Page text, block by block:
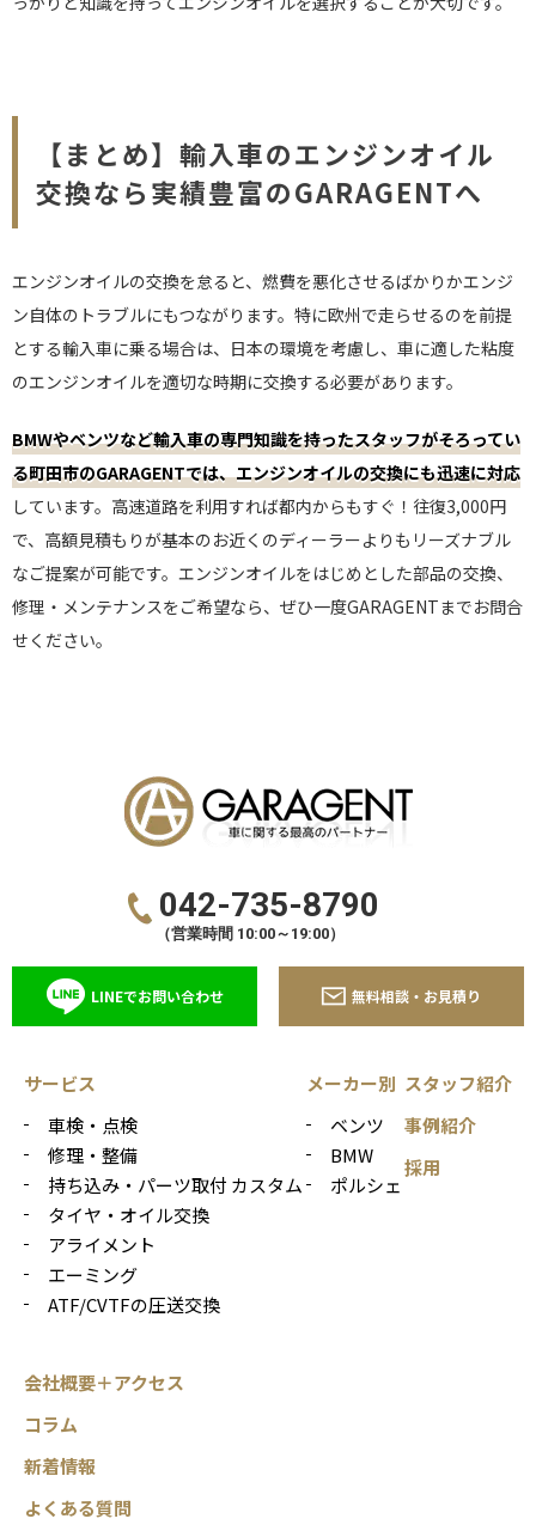
【まとめ】輸入車のエンジンオイル
交換なら実績豊富のGARAGENTへ
エンジンオイルの交換を怠ると、燃費を悪化させるばかりかエンジ
ン自体のトラブルにもつながります。特に欧州で走らせるのを前提
とする輸入車に乗る場合は、日本の環境を考慮し、車に適した粘度
のエンジンオイルを適切な時期に交換する必要があります。
BMWやベンツなど輸入車の専門知識を持ったスタッフがそろってい
る町田市のGARAGENTでは、エンジンオイルの交換にも迅速に対応
しています。高速道路を利用すれば都内からもすぐ！往復3,000円
で、高額見積もりが基本のお近くのディーラーよりもリーズナブル
なご提案が可能です。エンジンオイルをはじめとした部品の交換、
修理・メンテナンスをご希望なら、ぜひ一度GARAGENTまでお問合
せください。
042-735-8790
（営業時間 10:00～19:00）
LINEでお問い合わせ 無料相談・お見積り
サービス
車検・点検
修理・整備
持ち込み・パーツ取付 カスタム
タイヤ・オイル交換
アライメント
エーミング
ATF/CVTFの圧送交換
メーカー別
ベンツ
BMW
ポルシェ
スタッフ紹介
事例紹介
採用
会社概要＋アクセス
コラム
新着情報
よくある質問